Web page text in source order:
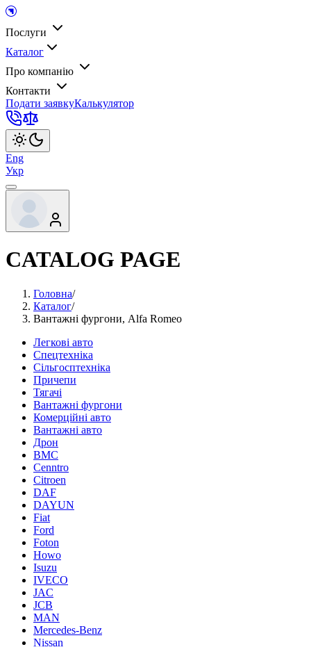
Послуги
Каталог
Про компанію
Контакти
Подати заявкуКалькулятор
Eng
Укр
CATALOG PAGE
Головна/
Каталог/
Вантажні фургони, Alfa Romeo
Легкові авто
Спецтехніка
Сільгосптехніка
Причепи
Тягачі
Вантажні фургони
Комерційні авто
Вантажні авто
Дрон
BMC
Cenntro
Citroen
DAF
DAYUN
Fiat
Ford
Foton
Howo
Isuzu
IVECO
JAC
JCB
MAN
Mercedes-Benz
Nissan